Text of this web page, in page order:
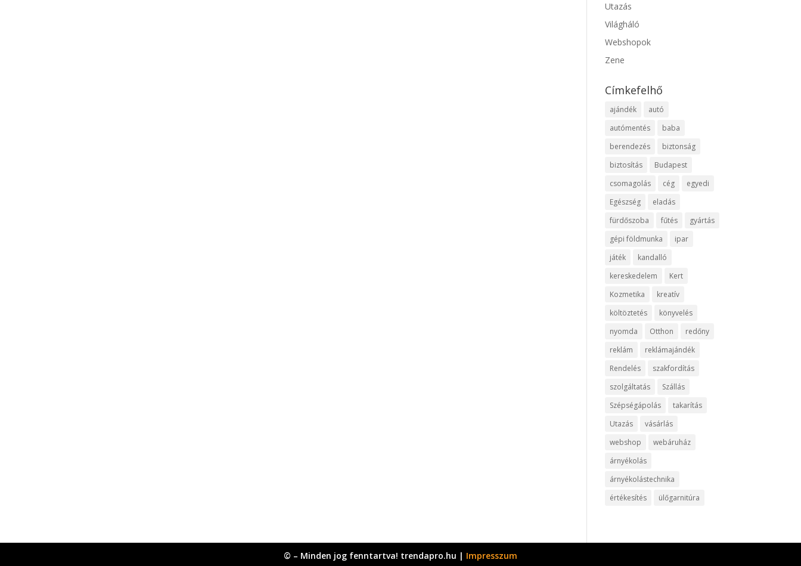
Utazás
Világháló
Webshopok
Zene
Címkefelhő
ajándék
autó
autómentés
baba
berendezés
biztonság
biztosítás
Budapest
csomagolás
cég
egyedi
Egészség
eladás
fürdőszoba
fűtés
gyártás
gépi földmunka
ipar
játék
kandalló
kereskedelem
Kert
Kozmetika
kreatív
költöztetés
könyvelés
nyomda
Otthon
redőny
reklám
reklámajándék
Rendelés
szakfordítás
szolgáltatás
Szállás
Szépségápolás
takarítás
Utazás
vásárlás
webshop
webáruház
árnyékolás
árnyékolástechnika
értékesítés
ülőgarnitúra
© – Minden jog fenntartva! trendapro.hu | Impresszum